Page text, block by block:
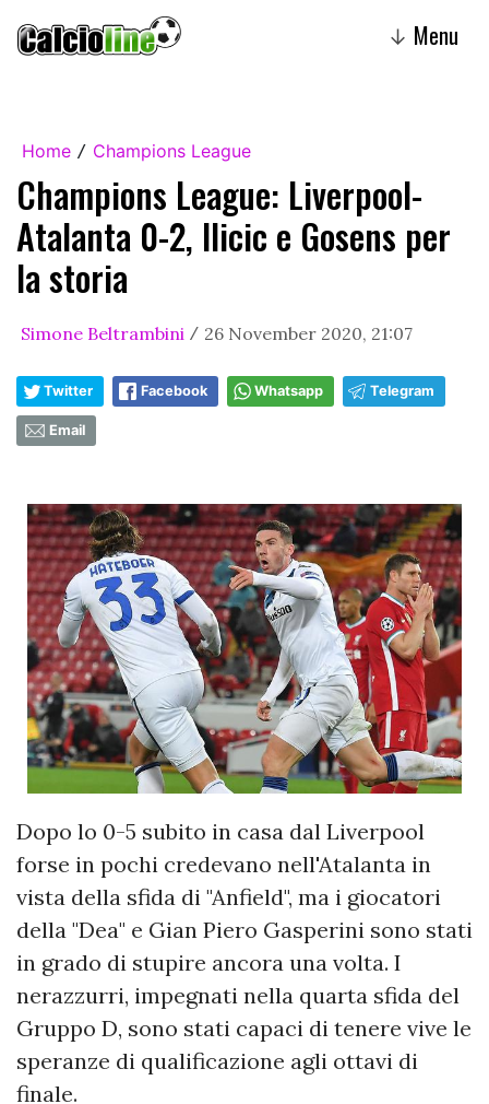
↓ Menu
Home / Champions League
Champions League: Liverpool-
Atalanta 0-2, Ilicic e Gosens per
la storia
Simone Beltrambini / 26 November 2020, 21:07
Twitter Facebook Whatsapp Telegram
Email
Dopo lo 0-5 subito in casa dal Liverpool
forse in pochi credevano nell'Atalanta in
vista della sfida di "Anfield", ma i giocatori
della "Dea" e Gian Piero Gasperini sono stati
in grado di stupire ancora una volta. I
nerazzurri, impegnati nella quarta sfida del
Gruppo D, sono stati capaci di tenere vive le
speranze di qualificazione agli ottavi di
finale.